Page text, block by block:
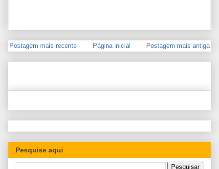
Postagem mais recente Postagem mais antiga
Página inicial
Pesquise aqui